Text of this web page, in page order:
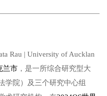
Rau | University of Aucklan
兰市 ，是一所综合研究型大
学院）及三个研究中心组